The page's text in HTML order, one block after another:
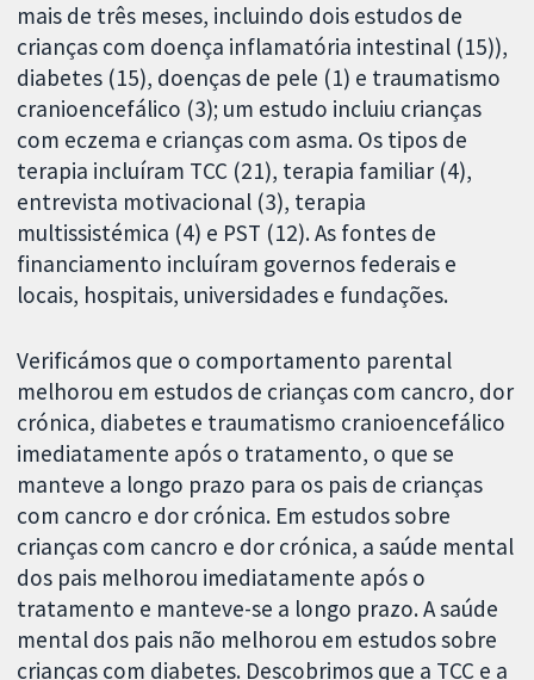
mais de três meses, incluindo dois estudos de
crianças com doença inflamatória intestinal (15)),
diabetes (15), doenças de pele (1) e traumatismo
cranioencefálico (3); um estudo incluiu crianças
com eczema e crianças com asma. Os tipos de
terapia incluíram TCC (21), terapia familiar (4),
entrevista motivacional (3), terapia
multissistémica (4) e PST (12). As fontes de
financiamento incluíram governos federais e
locais, hospitais, universidades e fundações.
Verificámos que o comportamento parental
melhorou em estudos de crianças com cancro, dor
crónica, diabetes e traumatismo cranioencefálico
imediatamente após o tratamento, o que se
manteve a longo prazo para os pais de crianças
com cancro e dor crónica. Em estudos sobre
crianças com cancro e dor crónica, a saúde mental
dos pais melhorou imediatamente após o
tratamento e manteve-se a longo prazo. A saúde
mental dos pais não melhorou em estudos sobre
crianças com diabetes. Descobrimos que a TCC e a